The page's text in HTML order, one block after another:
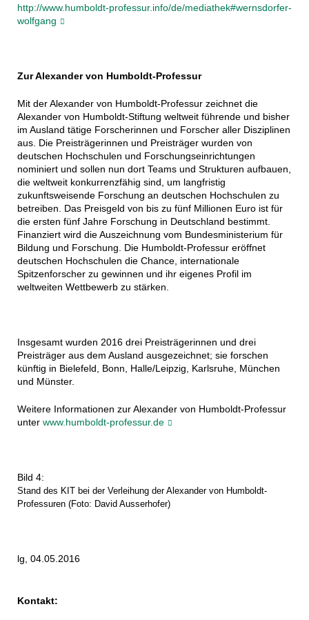
http://www.humboldt-professur.info/de/mediathek#wernsdorfer-
wolfgang
Zur Alexander von Humboldt-Professur
Mit der Alexander von Humboldt-Professur zeichnet die
Alexander von Humboldt-Stiftung weltweit führende und bisher
im Ausland tätige Forscherinnen und Forscher aller Disziplinen
aus. Die Preisträgerinnen und Preisträger wurden von
deutschen Hochschulen und Forschungseinrichtungen
nominiert und sollen nun dort Teams und Strukturen aufbauen,
die weltweit konkurrenzfähig sind, um langfristig
zukunftsweisende Forschung an deutschen Hochschulen zu
betreiben. Das Preisgeld von bis zu fünf Millionen Euro ist für
die ersten fünf Jahre Forschung in Deutschland bestimmt.
Finanziert wird die Auszeichnung vom Bundesministerium für
Bildung und Forschung. Die Humboldt-Professur eröffnet
deutschen Hochschulen die Chance, internationale
Spitzenforscher zu gewinnen und ihr eigenes Profil im
weltweiten Wettbewerb zu stärken.
Insgesamt wurden 2016 drei Preisträgerinnen und drei
Preisträger aus dem Ausland ausgezeichnet; sie forschen
künftig in Bielefeld, Bonn, Halle/Leipzig, Karlsruhe, München
und Münster.
Weitere Informationen zur Alexander von Humboldt-Professur
unter www.humboldt-professur.de
Bild 4:
Stand des KIT bei der Verleihung der Alexander von Humboldt-
Professuren (Foto: David Ausserhofer)
lg, 04.05.2016
Kontakt: